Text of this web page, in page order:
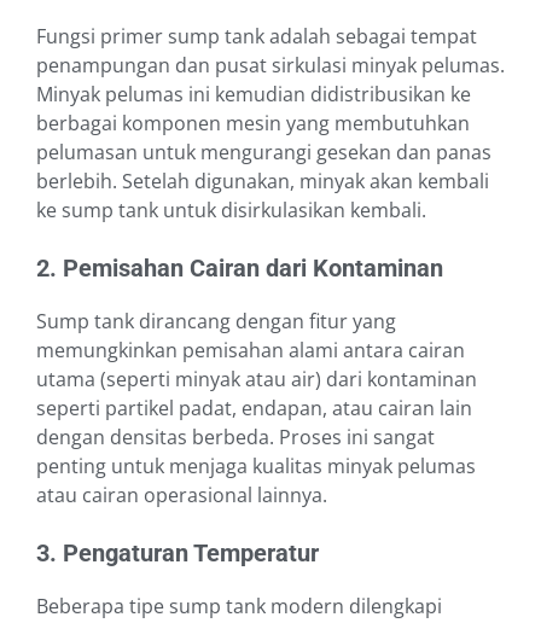
Fungsi primer sump tank adalah sebagai tempat
penampungan dan pusat sirkulasi minyak pelumas.
Minyak pelumas ini kemudian didistribusikan ke
berbagai komponen mesin yang membutuhkan
pelumasan untuk mengurangi gesekan dan panas
berlebih. Setelah digunakan, minyak akan kembali
ke sump tank untuk disirkulasikan kembali.
2. Pemisahan Cairan dari Kontaminan
Sump tank dirancang dengan fitur yang
memungkinkan pemisahan alami antara cairan
utama (seperti minyak atau air) dari kontaminan
seperti partikel padat, endapan, atau cairan lain
dengan densitas berbeda. Proses ini sangat
penting untuk menjaga kualitas minyak pelumas
atau cairan operasional lainnya.
3. Pengaturan Temperatur
Beberapa tipe sump tank modern dilengkapi